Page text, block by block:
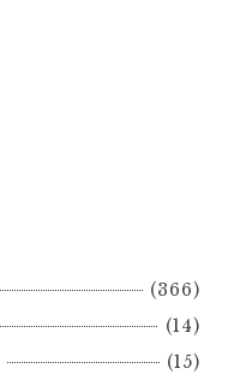
(366)
(14)
(15)